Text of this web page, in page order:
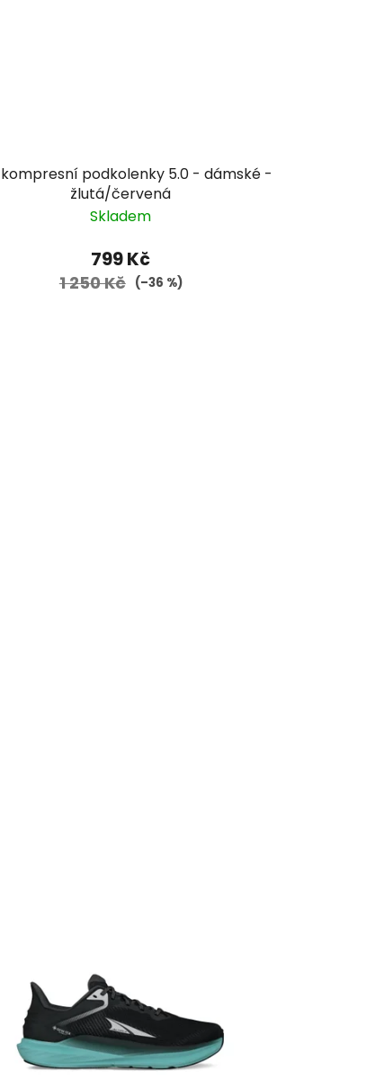
kompresní podkolenky 5.0 - dámské -
žlutá/červená
Skladem
799 Kč
1 250 Kč (–36 %)